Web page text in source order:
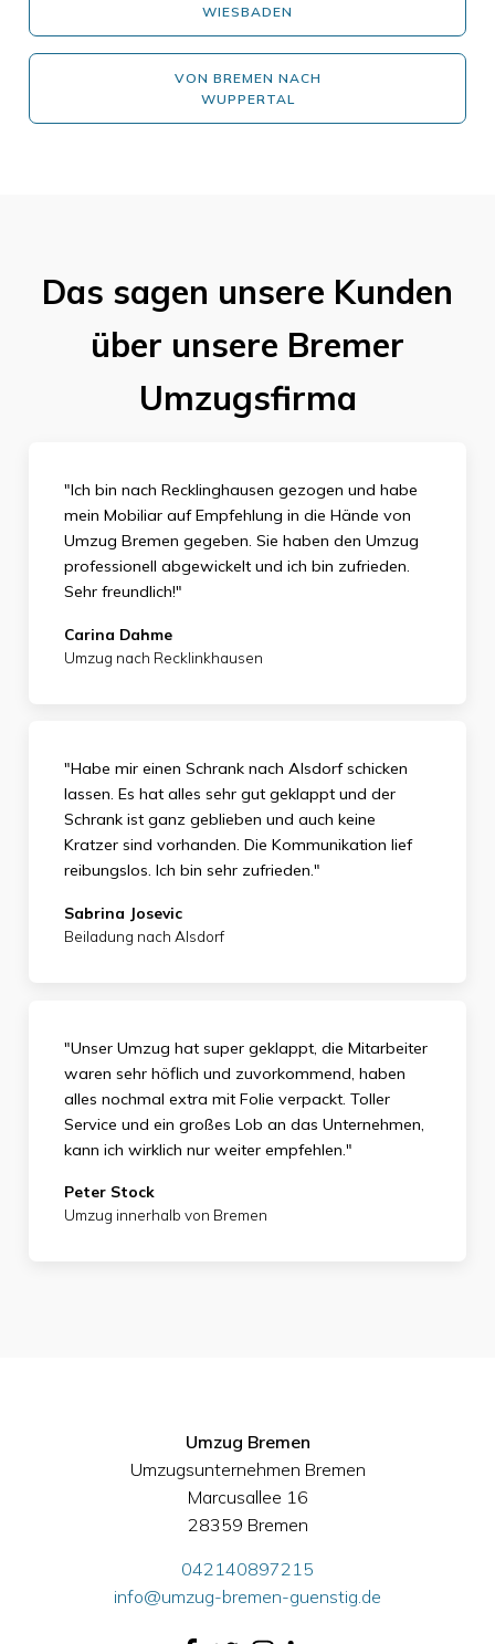
WIESBADEN
VON BREMEN NACH
WUPPERTAL
Das sagen unsere Kunden
über unsere Bremer
Umzugsfirma
"Ich bin nach Recklinghausen gezogen und habe
mein Mobiliar auf Empfehlung in die Hände von
Umzug Bremen gegeben. Sie haben den Umzug
professionell abgewickelt und ich bin zufrieden.
Sehrfreundlich!"
Carina Dahme
Umzug nach Recklinkhausen
"Habe mir einen Schrank nach Alsdorf schicken
lassen. Es hat alles sehr gut geklappt und der
Schrank ist ganz geblieben und auch keine
Kratzer sind vorhanden. Die Kommunikation lief
reibungslos. Ich bin sehr zufrieden."
Sabrina Josevic
Beiladung nach Alsdorf
"Unser Umzug hat super geklappt, die Mitarbeiter
waren sehr höflich und zuvorkommend, haben
alles nochmal extra mit Folie verpackt. Toller
Service und ein großes Lob an das Unternehmen,
kann ich wirklich nur weiter empfehlen."
Peter Stock
Umzug innerhalb von Bremen
Umzug Bremen
Umzugsunternehmen Bremen
Marcusallee 16
28359 Bremen
042140897215
info@umzug-bremen-guenstig.de